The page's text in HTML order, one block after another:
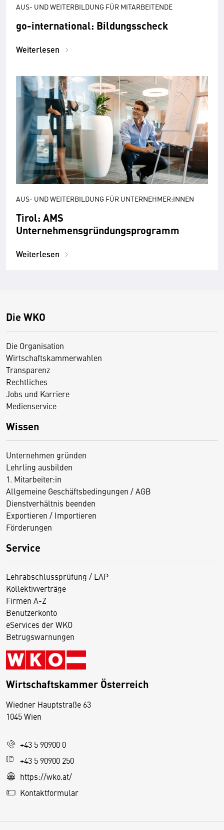
AUS- UND WEITERBILDUNG FÜR MITARBEITENDE
go-international: Bildungsscheck
Weiterlesen
AUS- UND WEITERBILDUNG FÜR UNTERNEHMER:INNEN
Tirol: AMS
Unternehmensgründungsprogramm
Weiterlesen
Die WKO
Die Organisation
Wirtschaftskammerwahlen
Transparenz
Rechtliches
Jobs und Karriere
Medienservice
Wissen
Unternehmen gründen
Lehrling ausbilden
1. Mitarbeiter:in
Allgemeine Geschäftsbedingungen / AGB
Dienstverhältnis beenden
Exportieren / Importieren
Förderungen
Service
Lehrabschlussprüfung / LAP
Kollektivverträge
Firmen A-Z
Benutzerkonto
eServices der WKO
Betrugswarnungen
Wirtschaftskammer Österreich
Wiedner Hauptstraße 63
1045 Wien
+43 5 90900 0
+43 5 90900 250
https://wko.at/
Kontaktformular
D
s
e
S
e